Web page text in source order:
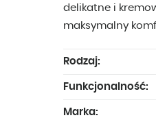
delikatne i
maksymalny
Rodzaj:
Funkcjonalność:
Marka: